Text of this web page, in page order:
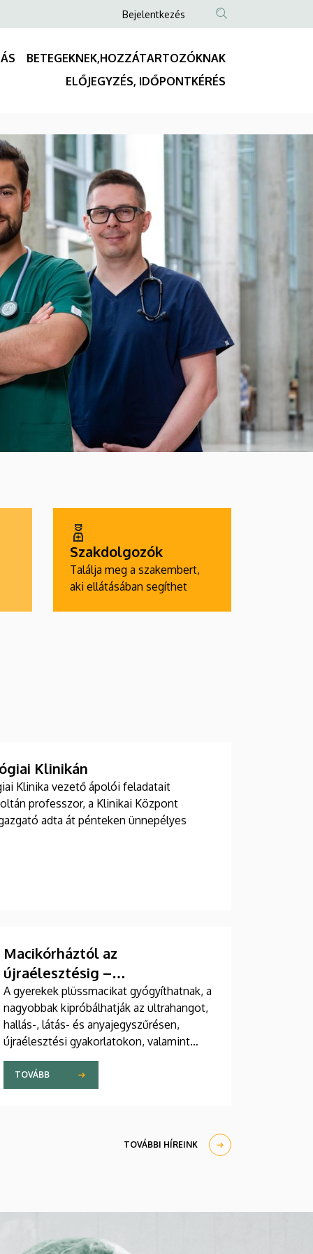
Anonim
fiók
menüje
Bejelentkezés
BETEGEKNEK,HOZZÁTARTOZÓKNAK
ELŐJEGYZÉS, IDŐPONTKÉRÉS
Szakdolgozók
Találja meg a szakembert,
aki ellátásában segíthet
Klinikán
Klinika vezető ápolói feladatait
professzor, a Klinikai Központ
adta át pénteken ünnepélyes
Macikórháztól az
újraélesztésig –
egészségprogramok a
Campuson
A gyerekek plüssmacikat gyógyíthatnak, a
nagyobbak kipróbálhatják az ultrahangot,
hallás-, látás- és anyajegyszűrésen,
újraélesztési gyakorlatokon, valamint
zeneterápiás és a mentális egészséget
támogató prevenciós foglalkozásokon is
részt vehetnek a július 22-én kezdődő
Általános Orvostudományi Kar sokszínű
Terápiás Központban.
TOVÁBB
TOVÁBBI HÍREINK